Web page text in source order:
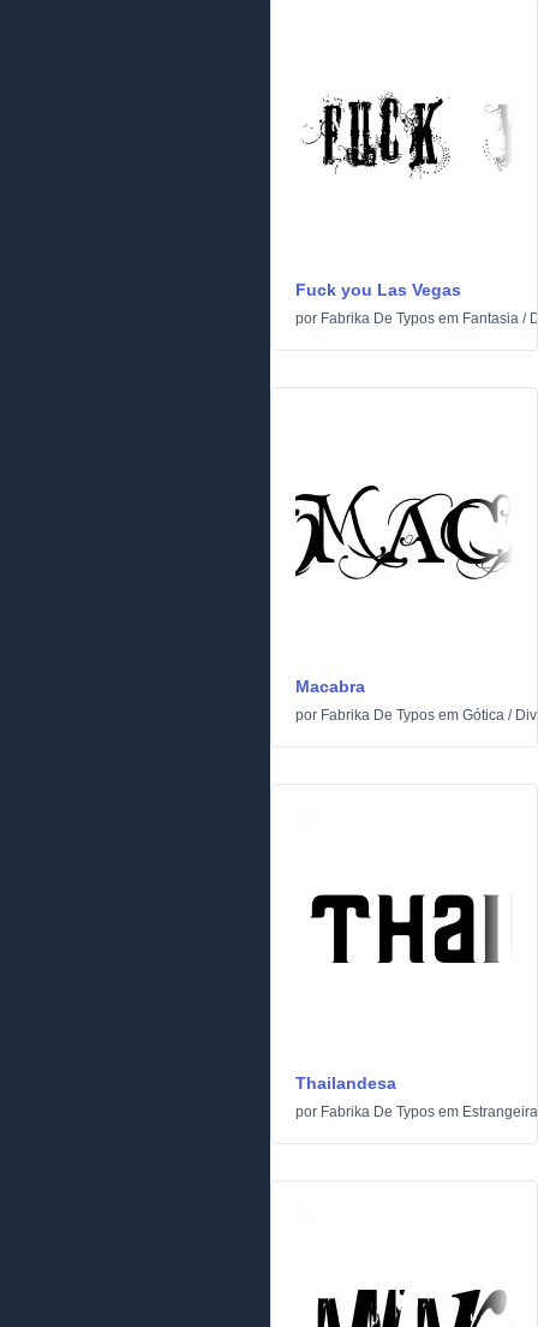
Fuck you Las Vegas
por Fabrika De Typos em Fantasia /
Macabra
por Fabrika De Typos em Gótica /
Thailandesa
por Fabrika De Typos em